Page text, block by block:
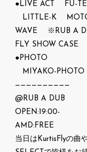
●LIVE ACT FU-
LITTLE-K
WAVE ※RUB A
FLY SHOW CASE
●PHOTO
MIYAKO-PHOTO
——————————
@RUB A DUB
OPEN:19:00-
AMD:FREE
当日はKurtisFlyの曲